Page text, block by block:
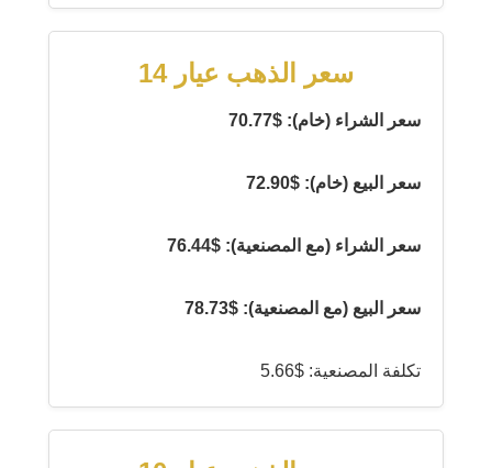
سعر الذهب عيار 14
سعر الشراء (خام): $70.77
سعر البيع (خام): $72.90
سعر الشراء (مع المصنعية): $76.44
سعر البيع (مع المصنعية): $78.73
تكلفة المصنعية: $5.66